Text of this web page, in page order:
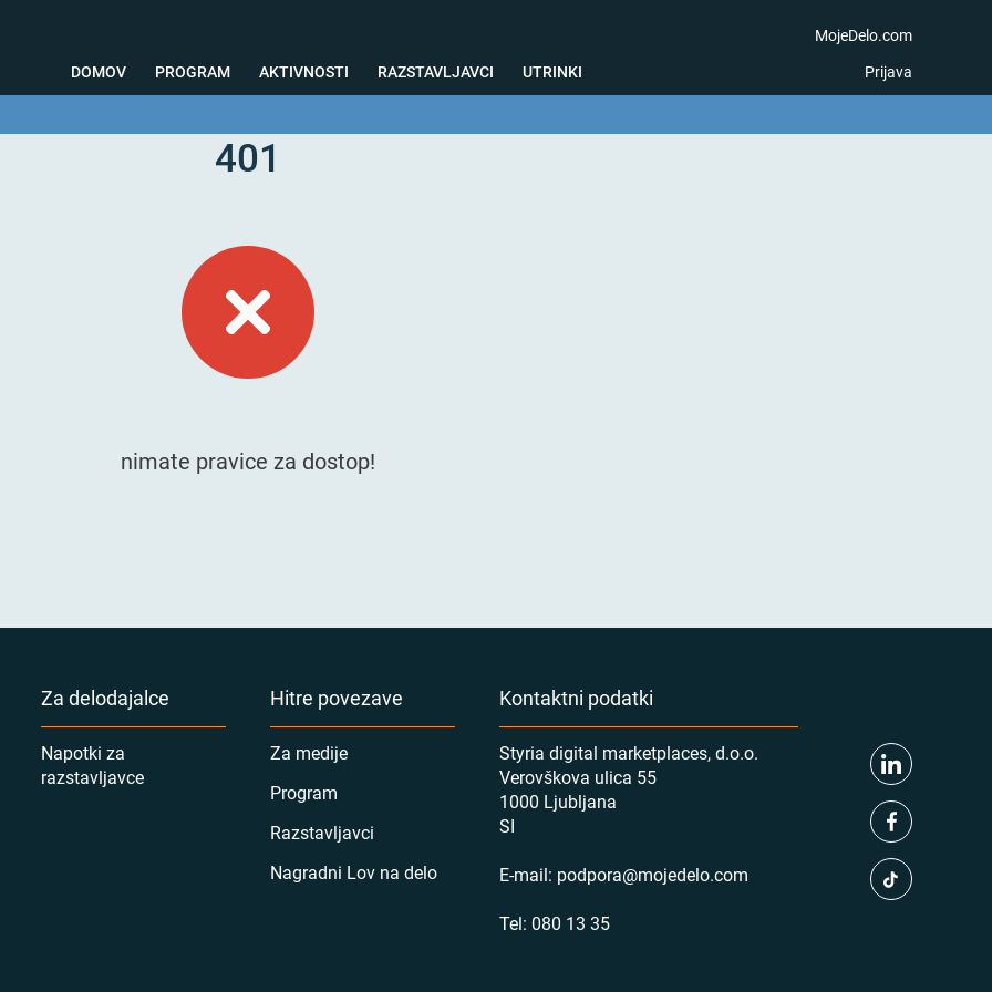
DOMOV PROGRAM AKTIVNOSTI
Testiranja
RAZSTAVLJAVCI UTRINKI
MojeDelo.com
Prijava
401
nimate pravice za dostop!
Za delodajalce
Napotki za
razstavljavce
Hitre povezave
Za medije
Program
Razstavljavci
Nagradni Lov na delo
Kontaktni podatki
Styria digital marketplaces, d.o.o.
Verovškova ulica 55
1000 Ljubljana
SI
E-mail: podpora@mojedelo.com
Tel: 080 13 35